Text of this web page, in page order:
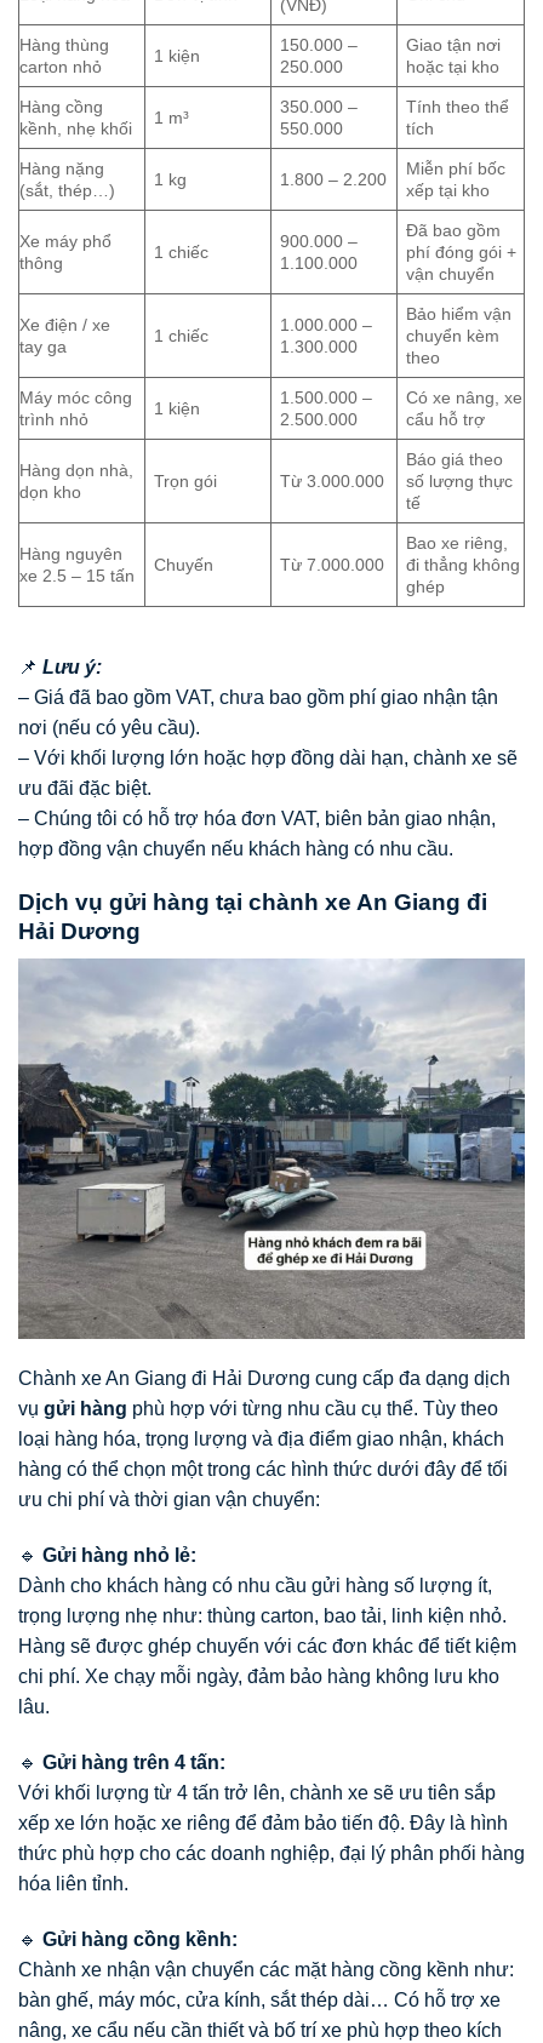
(VNĐ)
Hàng thùng
carton nhỏ
1 kiện
150.000 –
250.000
Giao tận nơi
hoặc tại kho
Hàng cồng
kềnh, nhẹ khối
1 m³
350.000 –
550.000
Tính theo thể
tích
Hàng nặng
(sắt, thép…)
1 kg 1.800 – 2.200
Miễn phí bốc
xếp tại kho
Xe máy phổ
thông
1 chiếc
900.000 –
1.100.000
Đã bao gồm
phí đóng gói +
vận chuyển
Xe điện / xe
tay ga
1 chiếc
1.000.000 –
1.300.000
Bảo hiểm vận
chuyển kèm
theo
Máy móc công
trình nhỏ
1 kiện
1.500.000 –
2.500.000
Có xe nâng, xe
cẩu hỗ trợ
Hàng dọn nhà,
dọn kho
Trọn gói Từ 3.000.000
Báo giá theo
số lượng thực
tế
Hàng nguyên
xe 2.5 – 15 tấn
Chuyến Từ 7.000.000
Bao xe riêng,
đi thẳng không
ghép
📌 Lưu ý:
– Giá đã bao gồm VAT, chưa bao gồm phí giao nhận tận
nơi (nếu có yêu cầu).
– Với khối lượng lớn hoặc hợp đồng dài hạn, chành xe sẽ
ưu đãi đặc biệt.
– Chúng tôi có hỗ trợ hóa đơn VAT, biên bản giao nhận,
hợp đồng vận chuyển nếu khách hàng có nhu cầu.
Dịch vụ gửi hàng tại chành xe An Giang đi
Hải Dương
Chành xe An Giang đi Hải Dương cung cấp đa dạng dịch
vụ gửi hàng phù hợp với từng nhu cầu cụ thể. Tùy theo
loại hàng hóa, trọng lượng và địa điểm giao nhận, khách
hàng có thể chọn một trong các hình thức dưới đây để tối
ưu chi phí và thời gian vận chuyển:
🔹 Gửi hàng nhỏ lẻ:
Dành cho khách hàng có nhu cầu gửi hàng số lượng ít,
trọng lượng nhẹ như: thùng carton, bao tải, linh kiện nhỏ.
Hàng sẽ được ghép chuyến với các đơn khác để tiết kiệm
chi phí. Xe chạy mỗi ngày, đảm bảo hàng không lưu kho
lâu.
🔹 Gửi hàng trên 4 tấn:
Với khối lượng từ 4 tấn trở lên, chành xe sẽ ưu tiên sắp
xếp xe lớn hoặc xe riêng để đảm bảo tiến độ. Đây là hình
thức phù hợp cho các doanh nghiệp, đại lý phân phối hàng
hóa liên tỉnh.
🔹 Gửi hàng cồng kềnh:
Chành xe nhận vận chuyển các mặt hàng cồng kềnh như:
bàn ghế, máy móc, cửa kính, sắt thép dài… Có hỗ trợ xe
nâng, xe cẩu nếu cần thiết và bố trí xe phù hợp theo kích